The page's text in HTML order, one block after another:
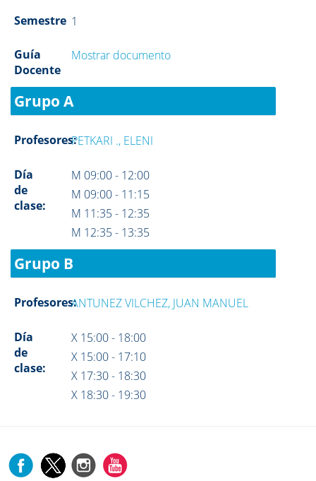
Semestre 1
Guía
Docente
Mostrar documento
Grupo A
Profesores:PETKARI ., ELENI
Día
de
clase:
M 09:00 - 12:00
M 09:00 - 11:15
M 11:35 - 12:35
M 12:35 - 13:35
Grupo B
Profesores:ANTUNEZ VILCHEZ, JUAN MANUEL
Día
de
clase:
X 15:00 - 18:00
X 15:00 - 17:10
X 17:30 - 18:30
X 18:30 - 19:30